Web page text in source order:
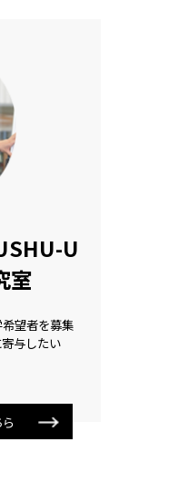
U
室
望者を募集
与したい